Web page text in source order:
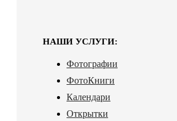
НАШИ УСЛУГИ:
Фотографии
ФотоКниги
Календари
Открытки